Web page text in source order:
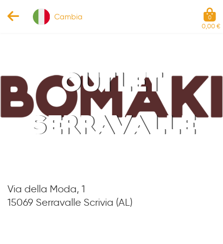
Cambia 0
0,00 €
OUTLET
SERRAVALLE
Via della Moda, 1
15069 Serravalle Scrivia (AL)